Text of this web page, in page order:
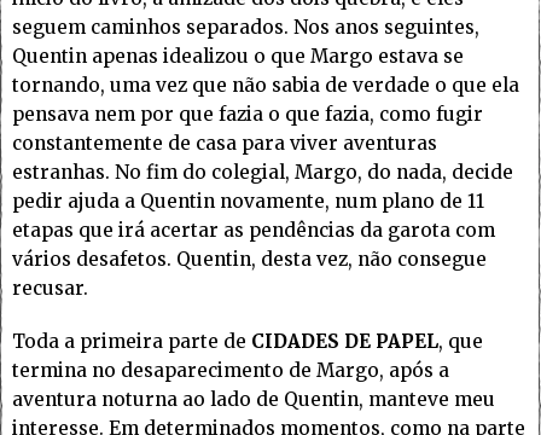
seguem caminhos separados. Nos anos seguintes,
Quentin apenas idealizou o que Margo estava se
tornando, uma vez que não sabia de verdade o que ela
pensava nem por que fazia o que fazia, como fugir
constantemente de casa para viver aventuras
estranhas. No fim do colegial, Margo, do nada, decide
pedir ajuda a Quentin novamente, num plano de 11
etapas que irá acertar as pendências da garota com
vários desafetos. Quentin, desta vez, não consegue
recusar.
Toda a primeira parte de CIDADES DE PAPEL, que
termina no desaparecimento de Margo, após a
aventura noturna ao lado de Quentin, manteve meu
interesse. Em determinados momentos, como na parte